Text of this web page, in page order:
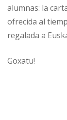
alumnas: la
ofrecida al
regalada a
Goxatu!